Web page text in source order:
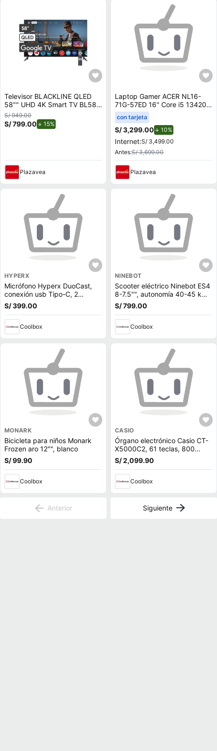
Televisor BLACKLINE QLED
58"" UHD 4K Smart TV BL58-
T8000QD
S/ 949.00
S/ 799.00 15%
Plazavea
Laptop Gamer ACER NL16-
71G-57ED 16'' Core i5 13420H
16GB 512GB SSD RTX 4050
6GB
con tarjeta
S/ 3,299.00 10%
Internet:S/ 3,499.00
Antes:S/ 3,699.00
Plazavea
HYPERX
Micrófono Hyperx DuoCast,
conexión usb Tipo-C, 2
patrones polares, 96KHz,
color negro
S/ 399.00
Coolbox
NINEBOT
Scooter eléctrico Ninebot ES4
8-7.5"", autonomía 40-45 km,
vel. 30 km/h, 300w, carga de
6-7 horas
S/ 799.00
Coolbox
MONARK
Bicicleta para niños Monark
Frozen aro 12"", blanco
S/ 99.90
Coolbox
CASIO
Órgano electrónico Casio CT-
X5000C2, 61 teclas, 800
tonos, 30 canciones,
altavoces 30W, negro
S/ 2,099.90
Coolbox
Anterior Siguiente